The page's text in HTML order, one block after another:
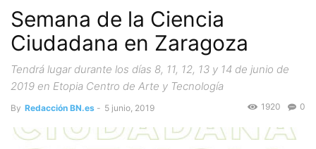
Semana de la Ciencia
Ciudadana en Zaragoza
Tendrá lugar durante los días 8, 11, 12, 13 y 14 de junio de
2019 en Etopia Centro de Arte y Tecnología
By Redacción BN.es - 5 junio, 2019 0
1920